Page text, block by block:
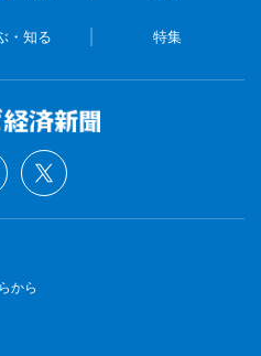
・知る 特集
から